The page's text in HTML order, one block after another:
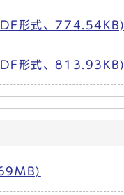
形式、774.54KB)
形式、813.93KB)